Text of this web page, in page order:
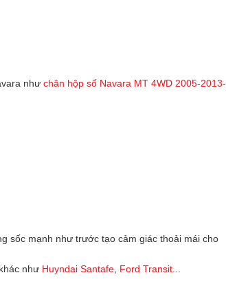
như chân hộp số Navara MT 4WD 2005-2013-
sốc mạnh như trước tạo cảm giác thoải mái cho
như Huyndai Santafe, Ford Transit...